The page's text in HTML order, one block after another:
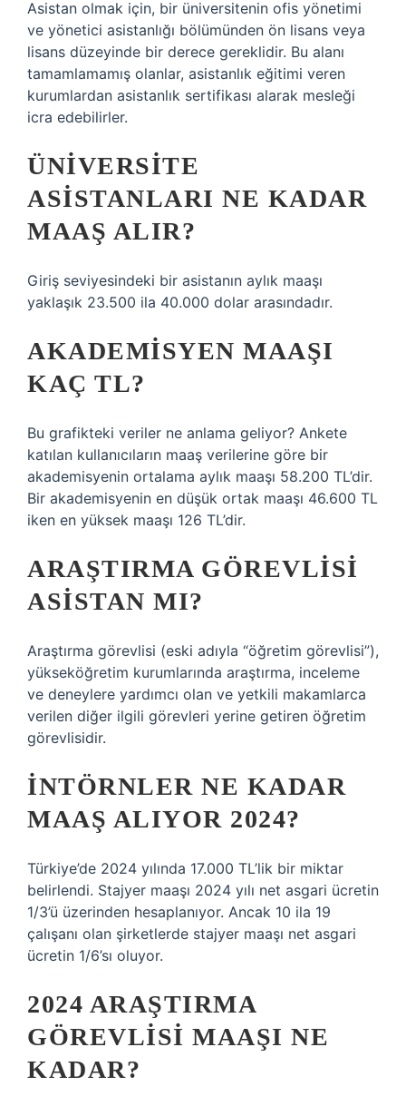
Asistan olmak için, bir üniversitenin ofis yönetimi
ve yönetici asistanlığı bölümünden ön lisans veya
lisans düzeyinde bir derece gereklidir. Bu alanı
tamamlamamış olanlar, asistanlık eğitimi veren
kurumlardan asistanlık sertifikası alarak mesleği
icra edebilirler.
ÜNIVERSITE
ASISTANLARI NE KADAR
MAAŞ ALIR?
Giriş seviyesindeki bir asistanın aylık maaşı
yaklaşık 23.500 ila 40.000 dolar arasındadır.
AKADEMISYEN MAAŞI
KAÇ TL?
Bu grafikteki veriler ne anlama geliyor? Ankete
katılan kullanıcıların maaş verilerine göre bir
akademisyenin ortalama aylık maaşı 58.200 TL’dir.
Bir akademisyenin en düşük ortak maaşı 46.600 TL
iken en yüksek maaşı 126 TL’dir.
ARAŞTIRMA GÖREVLISI
ASISTAN MI?
Araştırma görevlisi (eski adıyla “öğretim görevlisi”),
yükseköğretim kurumlarında araştırma, inceleme
ve deneylere yardımcı olan ve yetkili makamlarca
verilen diğer ilgili görevleri yerine getiren öğretim
görevlisidir.
İNTÖRNLER NE KADAR
MAAŞ ALIYOR 2024?
Türkiye’de 2024 yılında 17.000 TL’lik bir miktar
belirlendi. Stajyer maaşı 2024 yılı net asgari ücretin
1/3’ü üzerinden hesaplanıyor. Ancak 10 ila 19
çalışanı olan şirketlerde stajyer maaşı net asgari
ücretin 1/6’sı oluyor.
2024 ARAŞTIRMA
GÖREVLISI MAAŞI NE
KADAR?